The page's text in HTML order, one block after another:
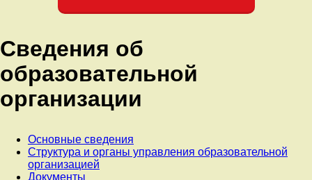
Сведения об
образовательной
организации
Основные сведения
Структура и органы управления образовательной
организацией
Документы